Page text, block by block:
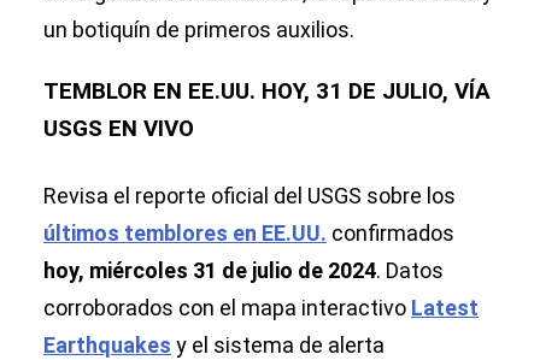
un botiquín de primeros auxilios.
TEMBLOR EN EE.UU. HOY, 31 DE JULIO, VÍA
USGS EN VIVO
Revisa el reporte oficial del USGS sobre los
últimos temblores en EE.UU. confirmados
hoy, miércoles 31 de julio de 2024. Datos
corroborados con el mapa interactivo Latest
Earthquakes y el sistema de alerta